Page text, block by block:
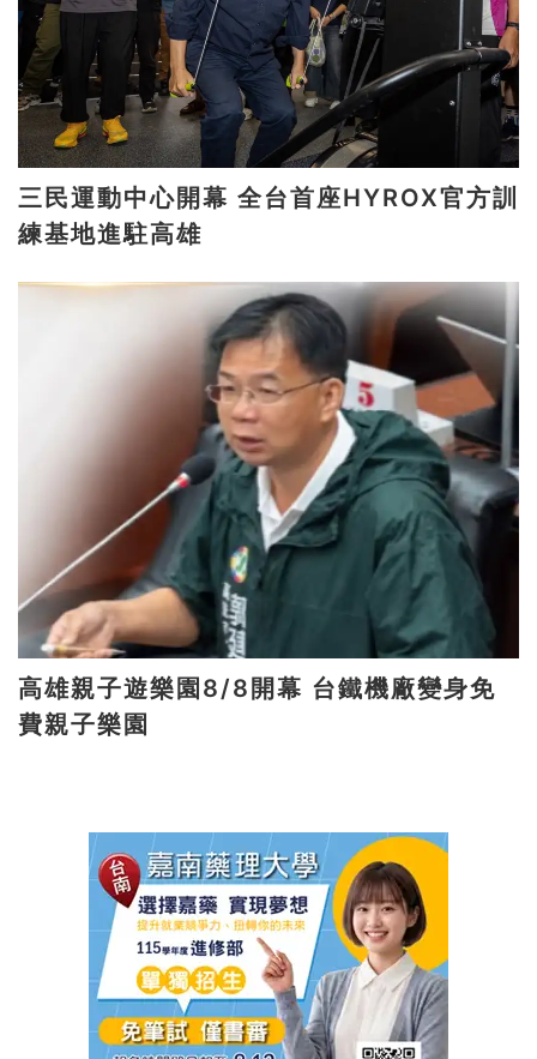
三民運動中心開幕 全台首座HYROX官方訓
練基地進駐高雄
高雄親子遊樂園8/8開幕 台鐵機廠變身免
費親子樂園